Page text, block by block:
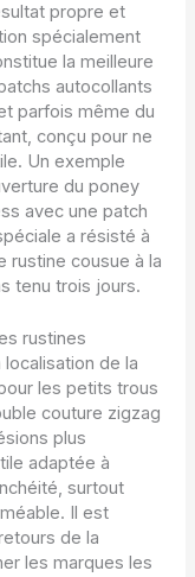
propre et
spécialement
la meilleure
autocollants
parfois même du
conçu pour ne
Un exemple
du poney
avec une patch
a résisté à
rustine cousue à la
tenu trois jours.
rustines
de la
les petits trous
couture zigzag
plus
adaptée à
surtout
Il est
de la
les marques les